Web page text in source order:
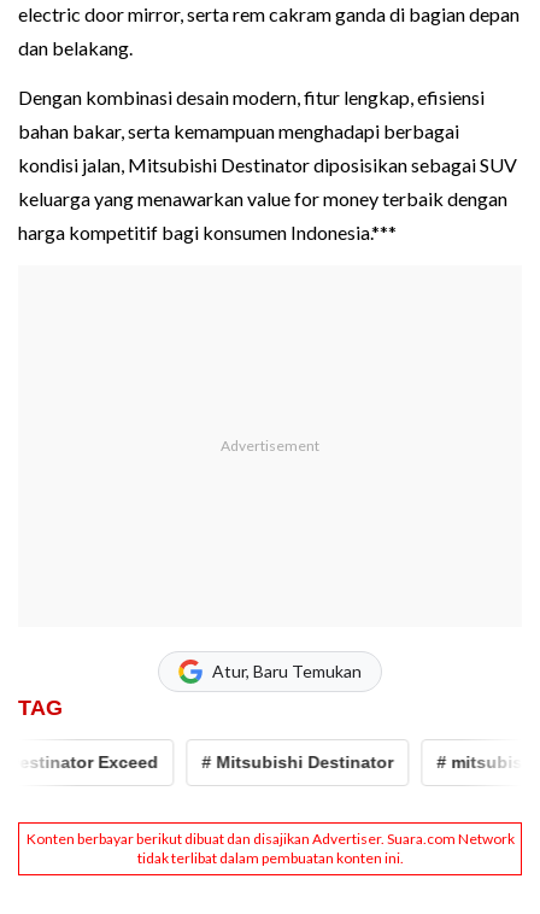
electric door mirror, serta rem cakram ganda di bagian depan
dan belakang.
Dengan kombinasi desain modern, fitur lengkap, efisiensi
bahan bakar, serta kemampuan menghadapi berbagai
kondisi jalan, Mitsubishi Destinator diposisikan sebagai SUV
keluarga yang menawarkan value for money terbaik dengan
harga kompetitif bagi konsumen Indonesia.***
Atur, Baru Temukan
TAG
Exceed # Mitsubishi Destinator # mitsubishi